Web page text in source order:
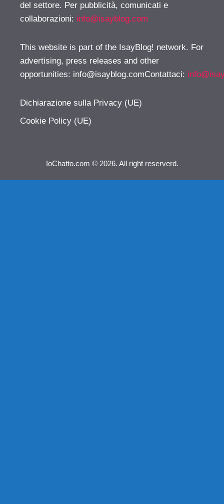
del settore. Per pubblicità, comunicati e
collaborazioni: info@isayblog.com
This website is part of the IsayBlog! network. For
advertising, press releases and other
opportunities: info@isayblog.comContattaci:
Dichiarazione sulla Privacy (UE)
Cookie Policy (UE)
IoChatto.com © 2026. All right reserverd.